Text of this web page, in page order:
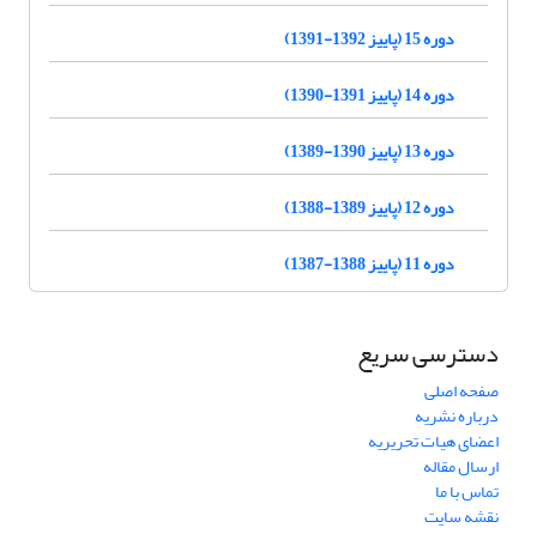
دوره 15 (پاییز 1392-1391)
دوره 14 (پاییز 1391-1390)
دوره 13 (پاییز 1390-1389)
دوره 12 (پاییز 1389-1388)
دوره 11 (پاییز 1388-1387)
دسترسی سریع
صفحه اصلی
درباره نشریه
اعضای هیات تحریریه
ارسال مقاله
تماس با ما
نقشه سایت